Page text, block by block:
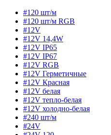
#120 шт/м
#120 шт/м RGB
#12V
#12V 14,4W
#12V IP65
#12V IP67
#12V RGB
#12V Герметичные
#12V Красная
#12V белая
#12V тепло-белая
#12V холодно-белая
#240 шт/м
#24V